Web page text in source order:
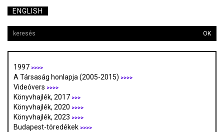
ENGLISH
OK
1997 >>>>
A Társaság honlapja (2005-2015) >>>>
Videóvers >>>>
Könyvhajlék, 2017 >>>
Könyvhajlék, 2020 >>>>
Könyvhajlék, 2023 >>>>
Budapest-töredékek >>>>